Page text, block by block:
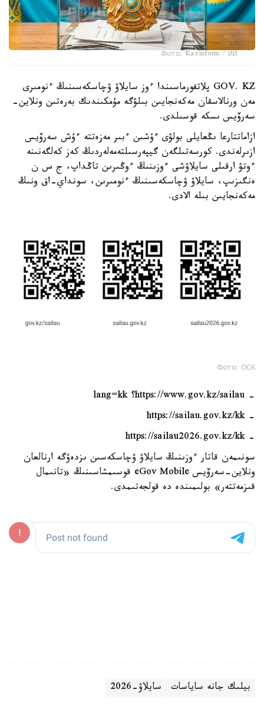
Фото: Kazinform / ИИ
GOV. KZ پلاتفورماسىندا ءوز سايلاۋ ۋچاسكەسىنىڭ ءنومىرى
مەن ورنالاسقان مەكەنجايىن بىلۋگە مۇمكىندىك بەرەتىن ونلاين-
سەرۆيس ىسكە قوسىلدى.
ازاماتتارعا ىڭعايلى بولۋى ءۇشىن ءبىر مەزەتتە ءۇش سەرۆيس
ازىرلەندى. كورسەتىلگەن گيپەرسىلتەمەلەردىڭ كەز كەلگەنىنە
ءوتۋ ارقىلى سايلاۋشى ءوزىنىڭ ءوڭىرىن تاڭداپ، ج س ن
ەنگىزىپ، سايلاۋ ۋچاسكەسىنىڭ ءنومىرىن، سونداي-اق ونىڭ
مەكەنجايىن بىلە الادى.
Фото: ОСК
- https://www.gov.kz/sailau؟ lang=kk
- https://sailau.gov.kz/kk
- https://sailau2026.gov.kz/kk
سونىمەن قاتار ءوزىنىڭ سايلاۋ ۋچاسكەسىن ىزدەۋگە ارنالعان
ونلاين-سەرۆيس eGov Mobile قوسىمشاسىنىڭ «تانىمال
قىزمەتتەر» بولىمىندە دە قولجەتىمدى.
بيلىك جانە ساياسات سايلاۋ-2026